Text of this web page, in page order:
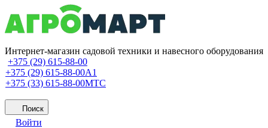
Интернет-магазин садовой техники и навесного оборудования
+375 (29) 615-88-00
+375 (29) 615-88-00A1
+375 (33) 615-88-00МТС
Поиск
Войти